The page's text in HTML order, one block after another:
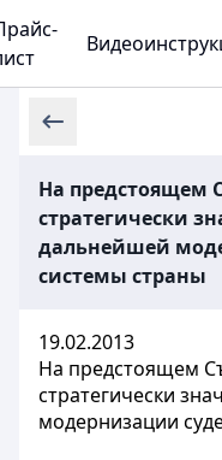
На предстоящем
стратегически
дальнейшей
системы страны
19.02.2013
На предстоящем
стратегически
модернизации